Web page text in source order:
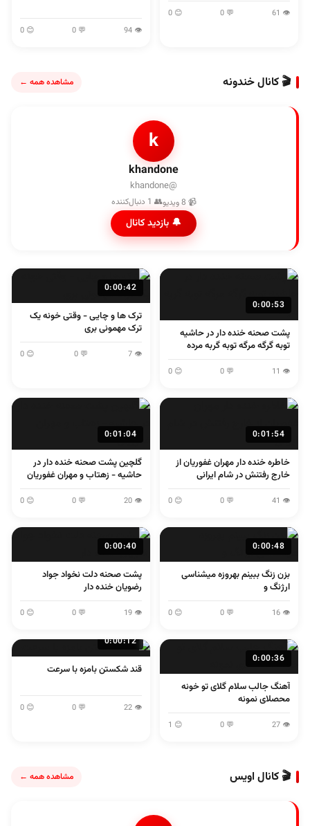
👁 61
💬 0
😊 0
👁 94
💬 0
😊 0
🎬 کانال خندونه مشاهده همه ←
k
khandone
@khandone
📹 8 ویدیو 👥 1 دنبال‌کننده
🔔 بازدید کانال
0:00:53
پشت صحنه خنده دار در حاشیه
توبه گرگه مرگه توبه گربه مرده
👁 11
💬 0
😊 0
0:00:42
ترک ها و چایی - وقتی خونه یک
ترک مهمونی بری
👁 7
💬 0
😊 0
0:01:54
خاطره خنده دار مهران غفوریان از
خارج رفتنش در شام ایرانی
👁 41
💬 0
😊 0
0:01:04
گلچین پشت صحنه خنده دار در
حاشیه - زهتاب و مهران غفوریان
👁 20
💬 0
😊 0
0:00:48
بزن زنگ ببینم بهروزه میشناسی
ارژنگ و
👁 16
💬 0
😊 0
0:00:40
پشت صحنه دلت نخواد جواد
رضویان خنده دار
👁 19
💬 0
😊 0
0:00:36
آهنگ جالب سلام گلای تو خونه
محصلای نمونه
👁 27
💬 0
😊 1
0:00:12
قند شکستن بامزه با سرعت
👁 22
💬 0
😊 0
🎬 کانال اویس مشاهده همه ←